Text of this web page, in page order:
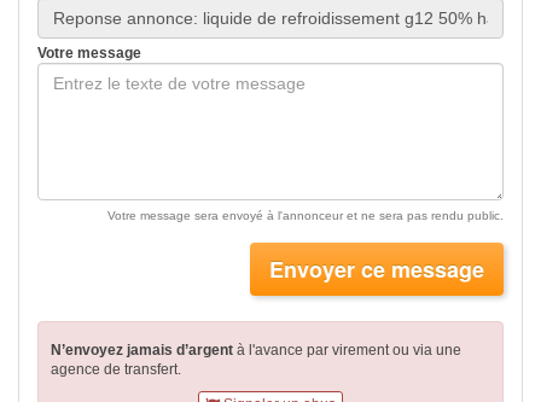
Votre message
Votre message sera envoyé à l'annonceur et ne sera pas rendu public.
Envoyer ce message
N’envoyez jamais d’argent à l'avance par virementou via une
agence de transfert.